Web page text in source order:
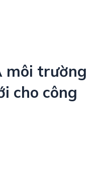
môi trường
cho công